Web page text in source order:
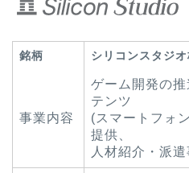
銘柄 シリコンスタジ
事業内容
ゲーム開発の
テンツ
(スマートフォ
提供、
人材紹介・派